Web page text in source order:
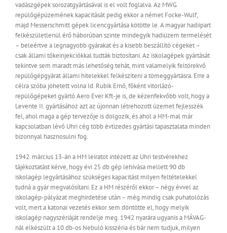
vadászgépek sorozatgyártásával is el volt foglalva. Az MWG
repülőgépüzemének kapacitását pedig ekkor a német Focke-Wulf,
majd Messerschmitt gépek licencgyártása kötötte le. A magyar hadiipart
felkészületlenül érő háborúban szinte mindegyik hadiüzem termelését
– beleértve a legnagyobb gyárakat és a kisebb beszállító cégeket –
csak állami tőkeinjekciókkal tudták biztosítani. Az iskolagépek gyártását
tekintve sem maradt más lehetőség tehát, mint valamelyik feltörekvő
repülőgépgyárat állami hitelekkel felkészíteni a tömeggyártásra. Erre a
célra szóba jöhetett volna Id. Rubik Ernő, főként vitorlázó-
repülőgépeket gyártó Aero Ever Kft-je is, de kézenfekvőbb volt, hogy a
Levente II. gyártásához azt az újonnan létrehozott üzemet fejlesszék
fel, ahol maga a gép tervezője is dolgozik, és ahol a HM-mal már
kapcsolatban lévő Uhri cég több évtizedes gyártási tapasztalata minden
bizonnyal hasznosulni fog.
1942. március 13-án a HM leiratot intézett az Uhri testvérekhez
tájékoztatást kérve, hogy évi 25 db gép lehívása mellett 90 db
iskolagép legyártásához szükséges kapacitást milyen feltételekkel
tudná a gyár megvalósítani. Ez a HM részéről ekkor – négy évvel az
iskolagép-pályázat meghirdetése után – még mindig csak puhatolózás
volt, mert a katonai vezetés ekkor sem döntötte el, hogy melyik
iskolagép nagyszériáját rendelje meg. 1942 nyarára ugyanis a MÁVAG-
nál elkészült a 10 db-os Nebuló kisszéria és bár nem tudjuk, milyen